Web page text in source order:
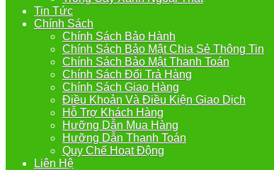
Tin Tức
Chính Sách
Chính Sách Bảo Hành
Chính Sách Bảo Mật Chia Sẻ Thông Tin
Chính Sách Bảo Mật Thanh Toán
Chính Sách Đổi Trả Hàng
Chính Sách Giao Hàng
Điều Khoản Và Điều Kiện Giao Dịch
Hỗ Trợ Khách Hàng
Hưỡng Dẫn Mua Hàng
Hưỡng Dẫn Thanh Toán
Quy Chế Hoạt Động
Liên Hệ